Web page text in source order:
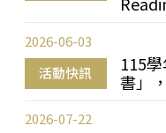
活動快訊
115
書」
2026-06-03
2026-07-22